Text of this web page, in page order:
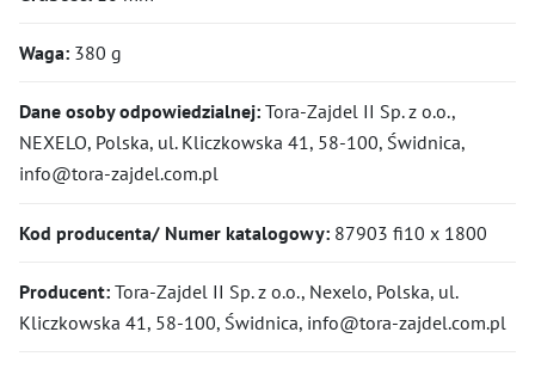
Waga: 380 g
Dane osoby odpowiedzialnej: Tora-Zajdel II Sp. z o.o.,
NEXELO, Polska, ul. Kliczkowska 41, 58-100, Świdnica,
info@tora-zajdel.com.pl
Kod producenta/ Numer katalogowy: 87903 fi10 x 1800
Producent: Tora-Zajdel II Sp. z o.o., Nexelo, Polska, ul.
Kliczkowska 41, 58-100, Świdnica, info@tora-zajdel.com.pl